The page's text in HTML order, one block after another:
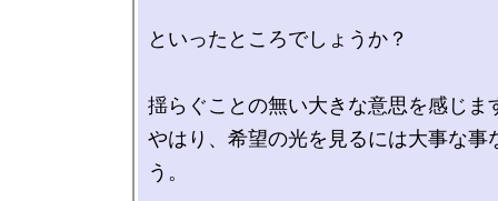
といったところでしょうか？
揺らぐことの無い大きな意思を感じま
やはり、希望の光を見るには大事な事